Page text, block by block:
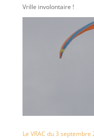
Vrille involontaire !
Le VRAC du 3 septembre